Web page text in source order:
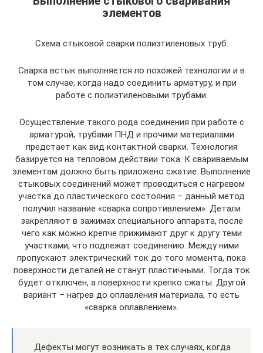
элементов
Схема стыковой сварки полиэтиленовых труб.
Сварка встык выполняется по похожей технологии и в
том случае, когда надо соединить арматуру, и при
работе с полиэтиленовыми трубами.
Осуществление такого рода соединения при работе с
арматурой, трубами ПНД и прочими материалами
предстает как вид контактной сварки. Технология
базируется на тепловом действии тока. К свариваемым
элементам должно быть приложено сжатие. Выполнение
стыковых соединений может проводиться с нагревом
участка до пластического состояния – данный метод
получил название «сварка сопротивлением». Детали
закрепляют в зажимах специального аппарата, после
чего как можно крепче прижимают друг к другу теми
участками, что подлежат соединению. Между ними
пропускают электрический ток до того момента, пока
поверхности деталей не станут пластичными. Тогда ток
будет отключен, а поверхности крепко сжаты. Другой
вариант – нагрев до оплавления материала, то есть
«сварка оплавлением».
Дефекты могут возникать в тех случаях, когда